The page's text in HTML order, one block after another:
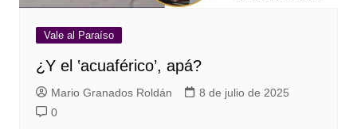
Vale al Paraíso
¿Y el ‛acuaférico’, apá?
Mario Granados Roldán
8 de julio de 2025
0